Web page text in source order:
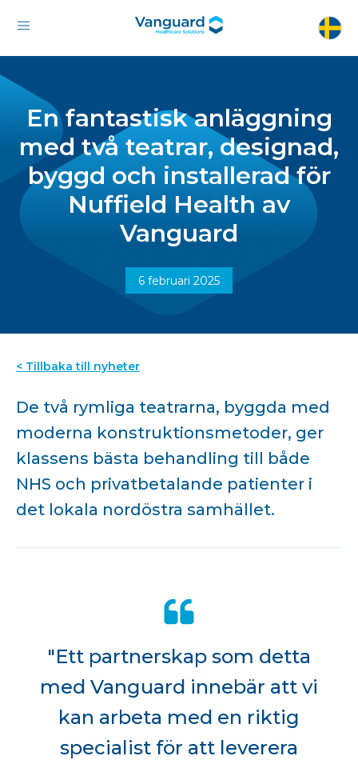
En fantastisk anläggning
med två teatrar, designad,
byggd och installerad för
Nuffield Health av
Vanguard
6 februari 2025
< Tillbaka till nyheter
De två rymliga teatrarna, byggda med
moderna konstruktionsmetoder, ger
klassens bästa behandling till både
NHS och privatbetalande patienter i
det lokala nordöstra samhället.
"Ett partnerskap som detta
med Vanguard innebär att vi
kan arbeta med en riktig
specialist för att leverera